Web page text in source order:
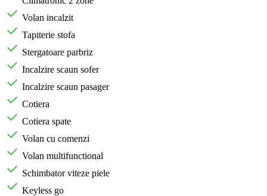
Volan incalzit
Tapiterie stofa
Stergatoare parbriz
Incalzire scaun sofer
Incalzire scaun pasager
Cotiera
Cotiera spate
Volan cu comenzi
Volan multifunctional
Schimbator viteze piele
Keyless go